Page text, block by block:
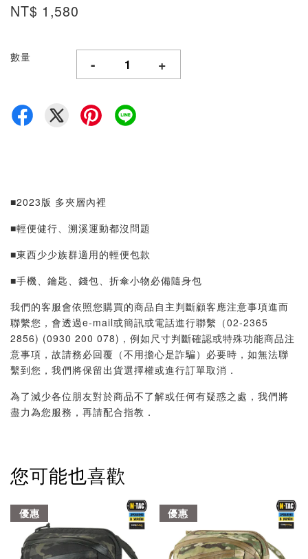
NT$ 1,580
數量 - +
■2023版 多夾層內裡
■輕便健行、溯溪運動都沒問題
■東西少少族群適用的輕便包款
■手機、鑰匙、錢包、折傘小物必備隨身包
我們的客服會依照您購買的商品自主判斷顧客應注意事項進而
聯繫您，會透過e-mail或簡訊或電話進行聯繫（02-2365
2856) (0930 200 078)，例如尺寸判斷確認或特殊功能商品注
意事項，故請務必回覆（不用擔心是詐騙）必要時，如無法聯
繫到您，我們將保留出貨選擇權或進行訂單取消．
為了減少各位朋友對於商品不了解或任何有疑惑之處，我們將
盡力為您服務，再請配合指教．
您可能也喜歡
優惠 優惠